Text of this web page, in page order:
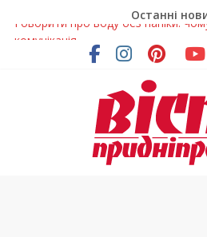
Останні
Лікар – на екрані: Як працюють
Дніпропетровщині
У Дніпрі триває масштабна
Пошуки тривають: на
розташування легендарного
Ветерани Дніпропетровщини